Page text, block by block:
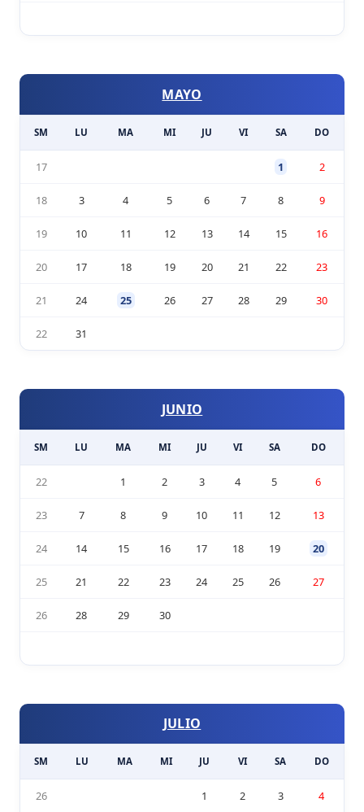
MAYO
SM LU MA MI JU VI SA DO
17 1 2
18 3 4 5 6 7 8 9
19 10 11 12 13 14 15 16
20 17 18 19 20 21 22 23
21 24 25 26 27 28 29 30
22 31
JUNIO
SM LU MA MI JU VI SA DO
22 1 2 3 4 5 6
23 7 8 9 10 11 12 13
24 14 15 16 17 18 19 20
25 21 22 23 24 25 26 27
26 28 29 30
JULIO
SM LU MA MI JU VI SA DO
26 1 2 3 4